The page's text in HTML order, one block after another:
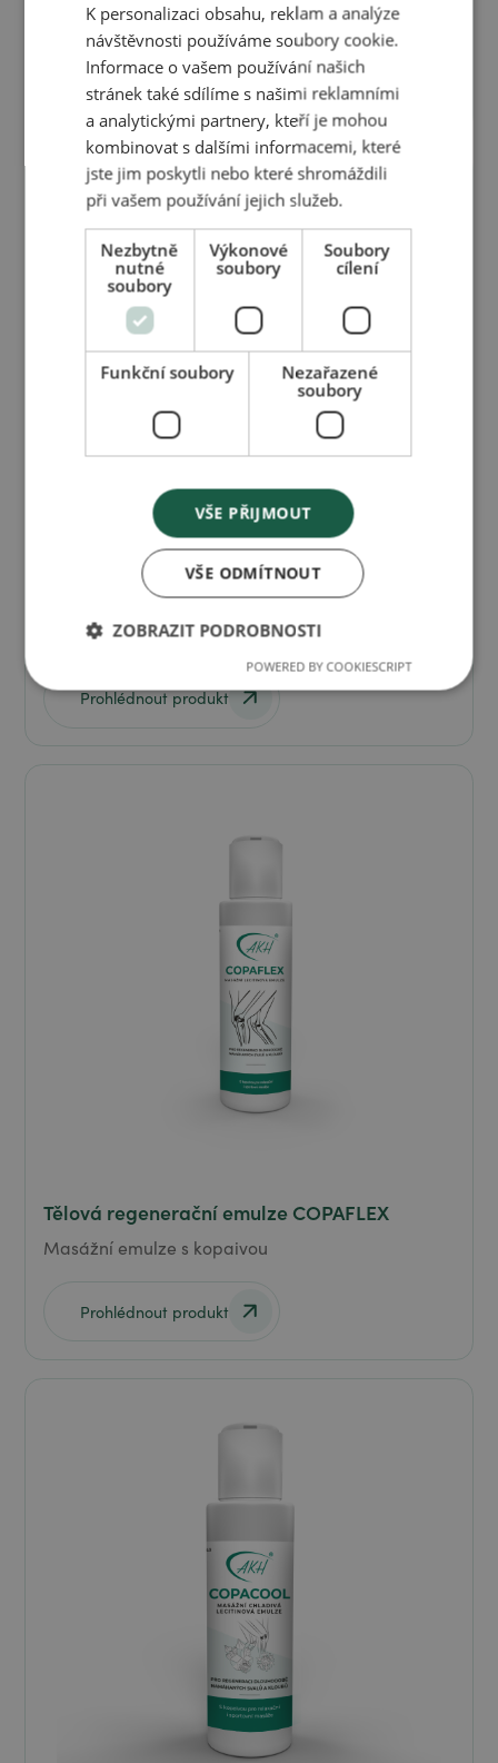
Tělový olej pro péči o krk a dekolt.
Prohlédnout produkt
Osvěžující balzám CHINA BALSAM
Balzám s chladivým efektem při bolesti hlavy.
Prohlédnout produkt
Tělová regenerační emulze COPAFLEX
Masážní emulze s kopaivou
Prohlédnout produkt
K personalizaci obsahu, reklam a analýze
návštěvnosti používáme soubory cookie.
Informace o vašem používání našich
stránek také sdílíme s našimi reklamními
a analytickými partnery, kteří je mohou
kombinovat s dalšími informacemi, které
jste jim poskytli nebo které shromáždili
při vašem používání jejich služeb.
Nezbytně
nutné
soubory
Výkonové
soubory
Soubory
cílení
Funkční soubory
Nezařazené
soubory
VŠE PŘIJMOUT
VŠE ODMÍTNOUT
ZOBRAZIT PODROBNOSTI
POWERED BY COOKIESCRIPT